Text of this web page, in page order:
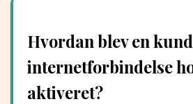
Hvordan blev en
internetforbindelse
aktiveret?